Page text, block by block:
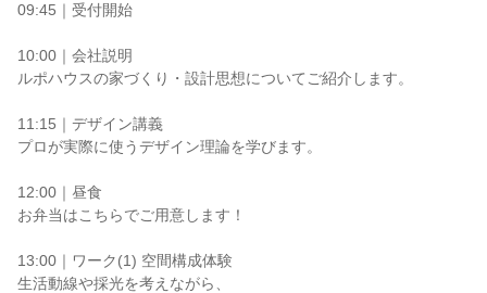
09:45｜受付開始
10:00｜会社説明
ルポハウスの家づくり・設計思想についてご紹介します。
11:15｜デザイン講義
プロが実際に使うデザイン理論を学びます。
12:00｜昼食
お弁当はこちらでご用意します！
13:00｜ワーク(1) 空間構成体験
生活動線や採光を考えながら、